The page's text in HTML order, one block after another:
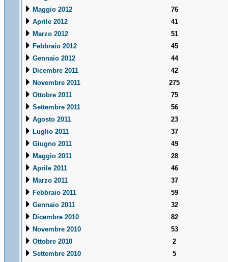
Maggio 2012
76
Aprile 2012
41
Marzo 2012
51
Febbraio 2012
45
Gennaio 2012
44
Dicembre 2011
42
Novembre 2011
275
Ottobre 2011
75
Settembre 2011
56
Agosto 2011
23
Luglio 2011
37
Giugno 2011
49
Maggio 2011
28
Aprile 2011
46
Marzo 2011
37
Febbraio 2011
59
Gennaio 2011
32
Dicembre 2010
82
Novembre 2010
53
Ottobre 2010
2
Settembre 2010
5